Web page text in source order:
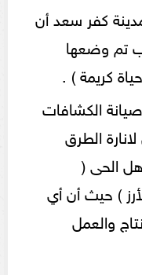
كفر سعد أن
تم وضعها
كريمة ) .
الكشافات
الطرق
الحى (
) حيث أن أي
والعمل